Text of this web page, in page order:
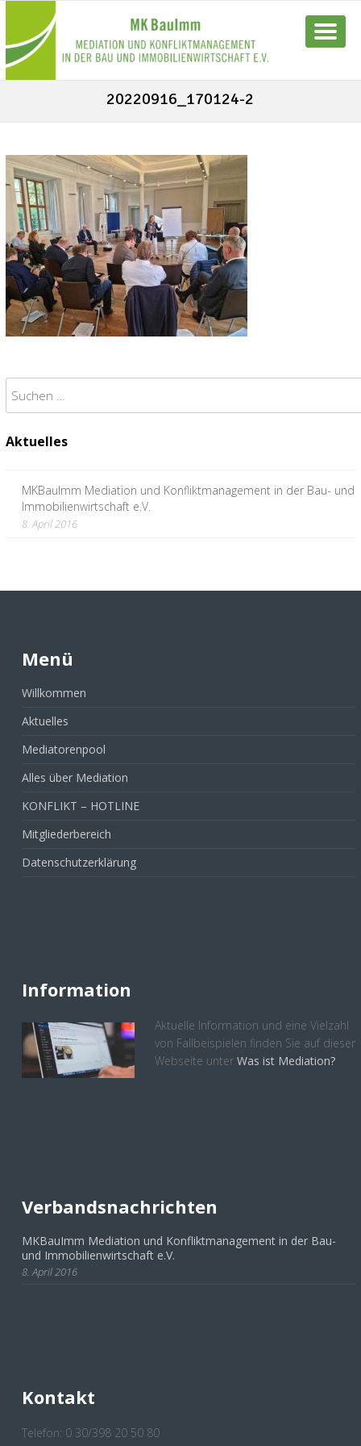
20220916_170124-2
nach:
Aktuelles
MKBauImm Mediation und Konfliktmanagement in der Bau- und
Immobilienwirtschaft e.V.
8. April 2016
Menü
Willkommen
Aktuelles
Mediatorenpool
Alles über Mediation
KONFLIKT – HOTLINE
Mitgliederbereich
Datenschutzerklärung
Information
Aktuelle Information und eine Vielzahl
von Fallbeispielen finden Sie auf dieser
Webseite unter Was ist Mediation?
Verbandsnachrichten
MKBauImm Mediation und Konfliktmanagement in der Bau-
und Immobilienwirtschaft e.V.
8. April 2016
Kontakt
Telefon: 0 30/398 20 50 80